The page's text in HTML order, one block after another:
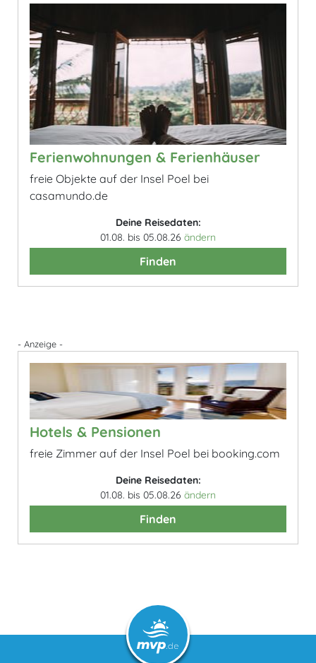
Ferienwohnungen & Ferienhäuser
freie Objekte auf der Insel Poel bei
casamundo.de
Deine Reisedaten:
01.08. bis 05.08.26 ändern
Finden
- Anzeige -
Hotels & Pensionen
freie Zimmer auf der Insel Poel bei booking.com
Deine Reisedaten:
01.08. bis 05.08.26 ändern
Finden